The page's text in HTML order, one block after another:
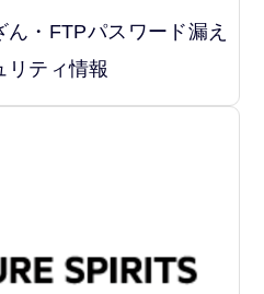
ん・FTPパスワード漏え
リティ情報